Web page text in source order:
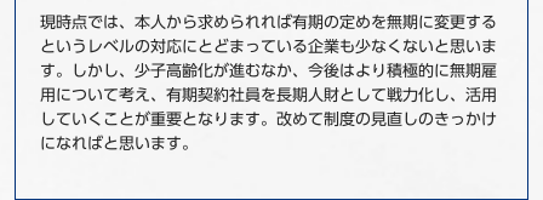
現時点では、本人から求められれば有期の定めを無期に変更する
というレベルの対応にとどまっている企業も少なくないと思いま
す。しかし、少子高齢化が進むなか、今後はより積極的に無期雇
用について考え、有期契約社員を長期人財として戦力化し、活用
していくことが重要となります。改めて制度の見直しのきっかけ
になればと思います。